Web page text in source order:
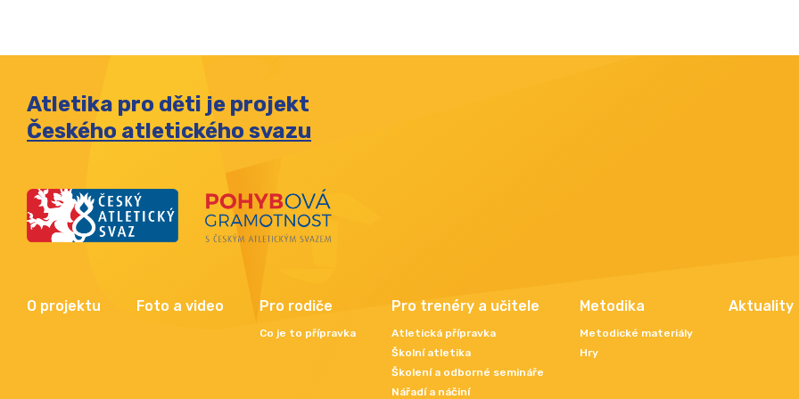
Atletika pro děti je projekt
Českého atletického svazu
O projektu Foto a video Pro rodiče
Co je to přípravka
Pro trenéry a učitele
Atletická přípravka
Školní atletika
Školení a odborné semináře
Nářadí a náčiní
Metodika
Metodické materiály
Hry
Aktuality